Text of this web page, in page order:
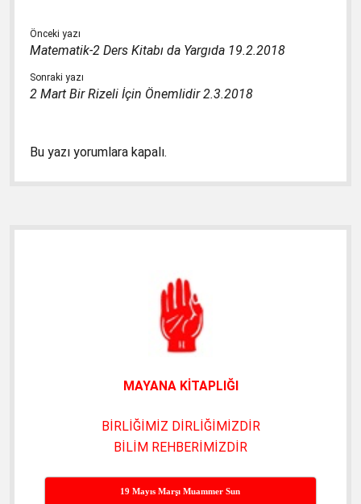
Önceki yazı
Matematik-2 Ders Kitabı da Yargıda 19.2.2018
Sonraki yazı
2 Mart Bir Rizeli İçin Önemlidir 2.3.2018
Bu yazı yorumlara kapalı.
Yan
MAYANA KİTAPLIĞI
BİRLİĞİMİZ DİRLİĞİMİZDİR
BİLİM REHBERİMİZDİR
19 Mayıs Marşı Muammer Sun